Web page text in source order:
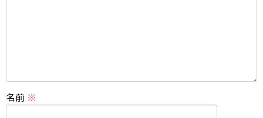
名前 ※